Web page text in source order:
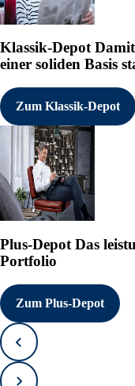
Klassik-DepotDamit
einer soliden Basis
Zum Klassik-Depot
Plus-Depot Das
Portfolio
Zum Plus-Depot
Zurück